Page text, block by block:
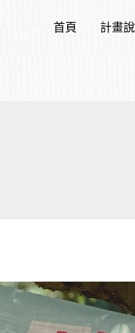
首頁 計畫